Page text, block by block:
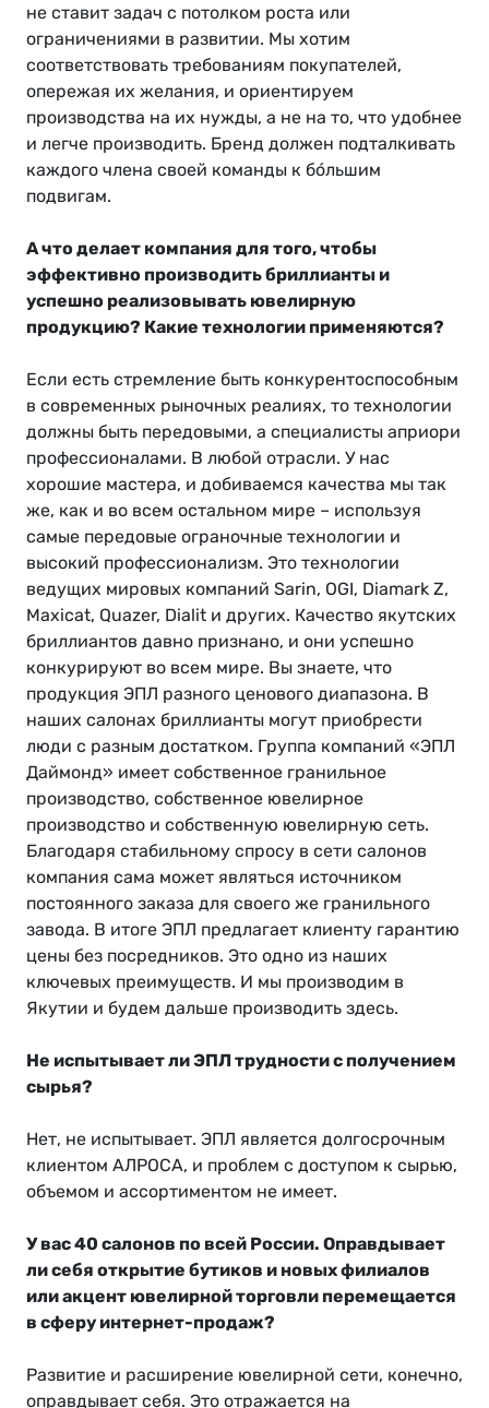
не ставит задач с потолком роста или
ограничениями в развитии. Мы хотим
соответствовать требованиям покупателей,
опережая их желания, и ориентируем
производства на их нужды, а не на то, что удобнее
и легче производить. Бренд должен подталкивать
каждого члена своей команды к бо́льшим
подвигам.
А что делает компания для того, чтобы
эффективно производить бриллианты и
успешно реализовывать ювелирную
продукцию? Какие технологии применяются?
Если есть стремление быть конкурентоспособным
в современных рыночных реалиях, то технологии
должны быть передовыми, а специалисты априори
профессионалами. В любой отрасли. У нас
хорошие мастера, и добиваемся качества мы так
же, как и во всем остальном мире – используя
самые передовые ограночные технологии и
высокий профессионализм. Это технологии
ведущих мировых компаний Sarin, OGI, Diamark Z,
Maxicat, Quazer, Dialit и других. Качество якутских
бриллиантов давно признано, и они успешно
конкурируют во всем мире. Вы знаете, что
продукция ЭПЛ разного ценового диапазона. В
наших салонах бриллианты могут приобрести
люди с разным достатком. Группа компаний «ЭПЛ
Даймонд» имеет собственное гранильное
производство, собственное ювелирное
производство и собственную ювелирную сеть.
Благодаря стабильному спросу в сети салонов
компания сама может являться источником
постоянного заказа для своего же гранильного
завода. В итоге ЭПЛ предлагает клиенту гарантию
цены без посредников. Это одно из наших
ключевых преимуществ. И мы производим в
Якутии и будем дальше производить здесь.
Не испытывает ли ЭПЛ трудности с получением
сырья?
Нет, не испытывает. ЭПЛ является долгосрочным
клиентом АЛРОСА, и проблем с доступом к сырью,
объемом и ассортиментом не имеет.
У вас 40 салонов по всей России. Оправдывает
ли себя открытие бутиков и новых филиалов
или акцент ювелирной торговли перемещается
в сферу интернет-продаж?
Развитие и расширение ювелирной сети, конечно,
оправдывает себя. Это отражается на